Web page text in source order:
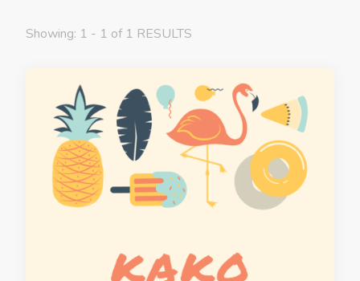
Showing: 1 - 1 of 1 RESULTS